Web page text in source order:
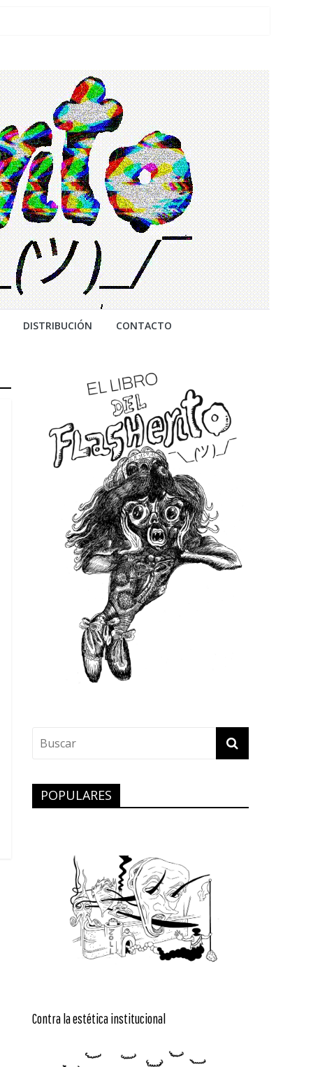
DISTRIBUCIÓN CONTACTO
POPULARES
Contra la estética institucional